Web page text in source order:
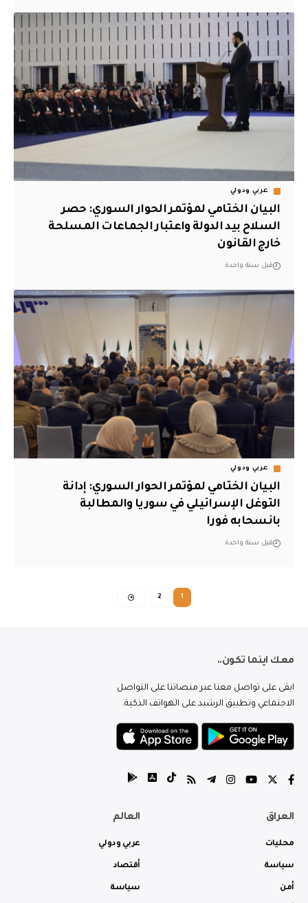
عربي ودولي
البيان الختامي لمؤتمر الحوار السوري: حصر
السلاح بيد الدولة واعتبار الجماعات المسلحة
خارج القانون
قبل سنة واحدة
عربي ودولي
البيان الختامي لمؤتمر الحوار السوري: إدانة
التوغل الإسرائيلي في سوريا والمطالبة
بانسحابه فورا
قبل سنة واحدة
1
2
معك اينما تكون..
ابقى على تواصل معنا عبر منصاتنا على التواصل
الاجتماعي وتطبيق الرشيد على الهواتف الذكية.
العراق
محليات
سياسة
أمن
العالم
عربي ودولي
أقتصاد
سياسة